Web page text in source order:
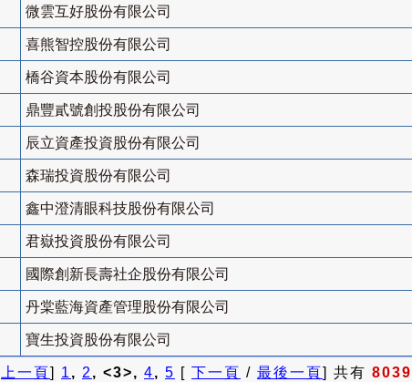
微雲互好股份有限公司
喜熊智控股份有限公司
橋谷資本股份有限公司
鼎豐貳號創投股份有限公司
辰立資產投資股份有限公司
森瑞投資股份有限公司
鑫中澄清眼科技股份有限公司
君嶽投資股份有限公司
國際創新長壽社企股份有限公司
丹棠藍海資產管理股份有限公司
寶生投資股份有限公司
上一頁] 1, 2, <3>, 4, 5 [ 下一頁 / 最後一頁] 共有 8039